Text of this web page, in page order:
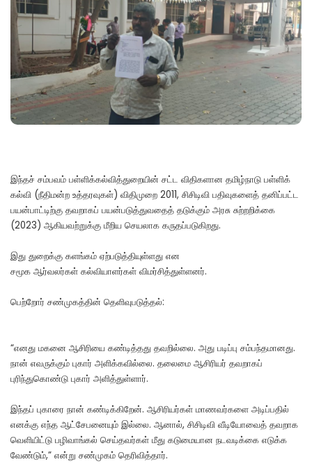
இந்தச் சம்பவம் பள்ளிக்கல்வித்துறையின் சட்ட விதிகளான தமிழ்நாடு பள்ளிக்
கல்வி (நீதிமன்ற உத்தரவுகள்) விதிமுறை 2011, சிசிடிவி பதிவுகளைத் தனிப்பட்ட
பயன்பாட்டிற்கு தவறாகப் பயன்படுத்துவதைத் தடுக்கும் அரசு சுற்றறிக்கை
(2023) ஆகியவற்றுக்கு மீறிய செயலாக கருதப்படுகிறது.
இது துறைக்கு களங்கம் ஏற்படுத்தியுள்ளது என
சமூக ஆர்வலர்கள் கல்வியாளர்கள் விமர்சித்துள்ளனர்.
பெற்றோர் சண்முகத்தின் தெளிவுபடுத்தல்:
“எனது மகனை ஆசிரியை கண்டித்தது தவறில்லை. அது படிப்பு சம்பந்தமானது.
நான் எவருக்கும் புகார் அளிக்கவில்லை. தலைமை ஆசிரியர் தவறாகப்
புரிந்துகொண்டு புகார் அளித்துள்ளார்.
இந்தப் புகாரை நான் கண்டிக்கிறேன். ஆசிரியர்கள் மாணவர்களை அடிப்பதில்
எனக்கு எந்த ஆட்சேபனையும் இல்லை. ஆனால், சிசிடிவி வீடியோவைத் தவறாக
வெளியிட்டு பழிவாங்கல் செய்தவர்கள் மீது கடுமையான நடவடிக்கை எடுக்க
வேண்டும்,” என்று சண்முகம் தெரிவித்தார்.